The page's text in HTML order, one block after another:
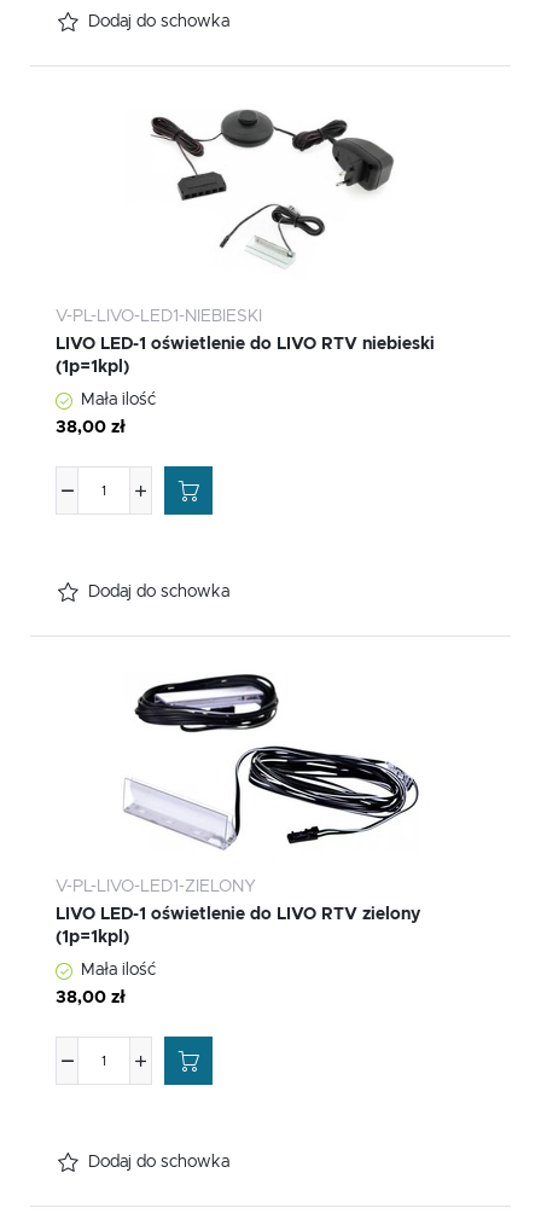
Dodaj do schowka
V-PL-LIVO-LED1-NIEBIESKI
LIVO LED-1 oświetlenie do LIVO RTV niebieski
(1p=1kpl)
Mała ilość
38,00 zł
Dodaj do schowka
V-PL-LIVO-LED1-ZIELONY
LIVO LED-1 oświetlenie do LIVO RTV zielony
(1p=1kpl)
Mała ilość
38,00 zł
Dodaj do schowka